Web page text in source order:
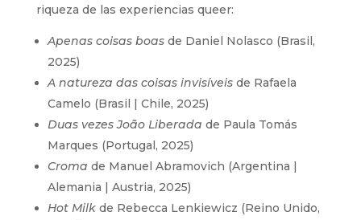
riqueza de las experiencias queer:
Apenas coisas boasde Daniel Nolasco (Brasil,
2025)
A natureza das coisas invisíveisde Rafaela
Camelo (Brasil | Chile, 2025)
Duas vezes João Liberada de Paula Tomás
Marques (Portugal, 2025)
Croma de Manuel Abramovich (Argentina |
Alemania | Austria, 2025)
Hot Milkde Rebecca Lenkiewicz (Reino Unido,